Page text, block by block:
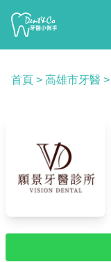
首頁 > 高雄市牙醫 >